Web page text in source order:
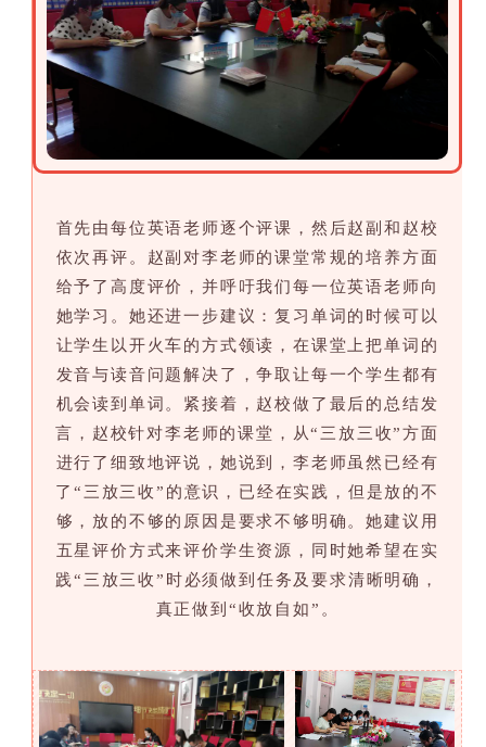
首先由每位英语老师逐个评课，然后赵副和赵校
依次再评。赵副对李老师的课堂常规的培养方面
给予了高度评价，并呼吁我们每一位英语老师向
她学习。她还进一步建议：复习单词的时候可以
让学生以开火车的方式领读，在课堂上把单词的
发音与读音问题解决了，争取让每一个学生都有
机会读到单词。紧接着，赵校做了最后的总结发
言，赵校针对李老师的课堂，从“三放三收”方面
进行了细致地评说，她说到，李老师虽然已经有
了“三放三收”的意识，已经在实践，但是放的不
够，放的不够的原因是要求不够明确。她建议用
五星评价方式来评价学生资源，同时她希望在实
践“三放三收”时必须做到任务及要求清晰明确，
真正做到“收放自如”。